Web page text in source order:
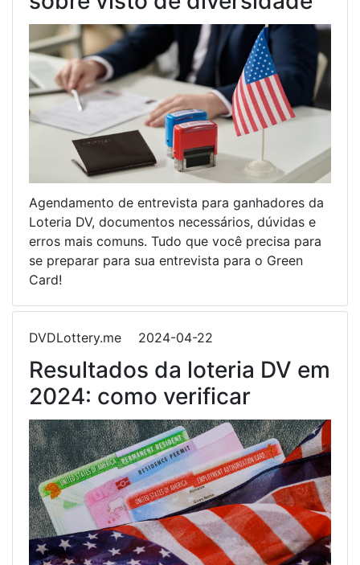
Agendamento de entrevista para ganhadores da
Loteria DV, documentos necessários, dúvidas e
erros mais comuns. Tudo que você precisa para
se preparar para sua entrevista para o Green
Card!
DVDLottery.me 2024-04-22
Resultados da loteria DV em
2024: como verificar